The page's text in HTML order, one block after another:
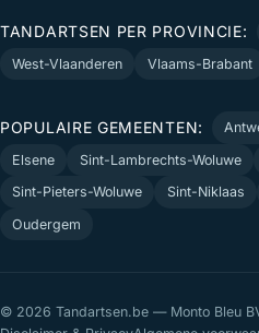
TANDARTSEN PER PROVINCIE:
West-Vlaanderen
Vlaams-Brabant
POPULAIRE GEMEENTEN:
Elsene
Sint-Lambrechts-Woluwe
Sint-Pieters-Woluwe
Sint-Niklaas
Oudergem
© 2026 Tandartsen.be — Monto Bleu